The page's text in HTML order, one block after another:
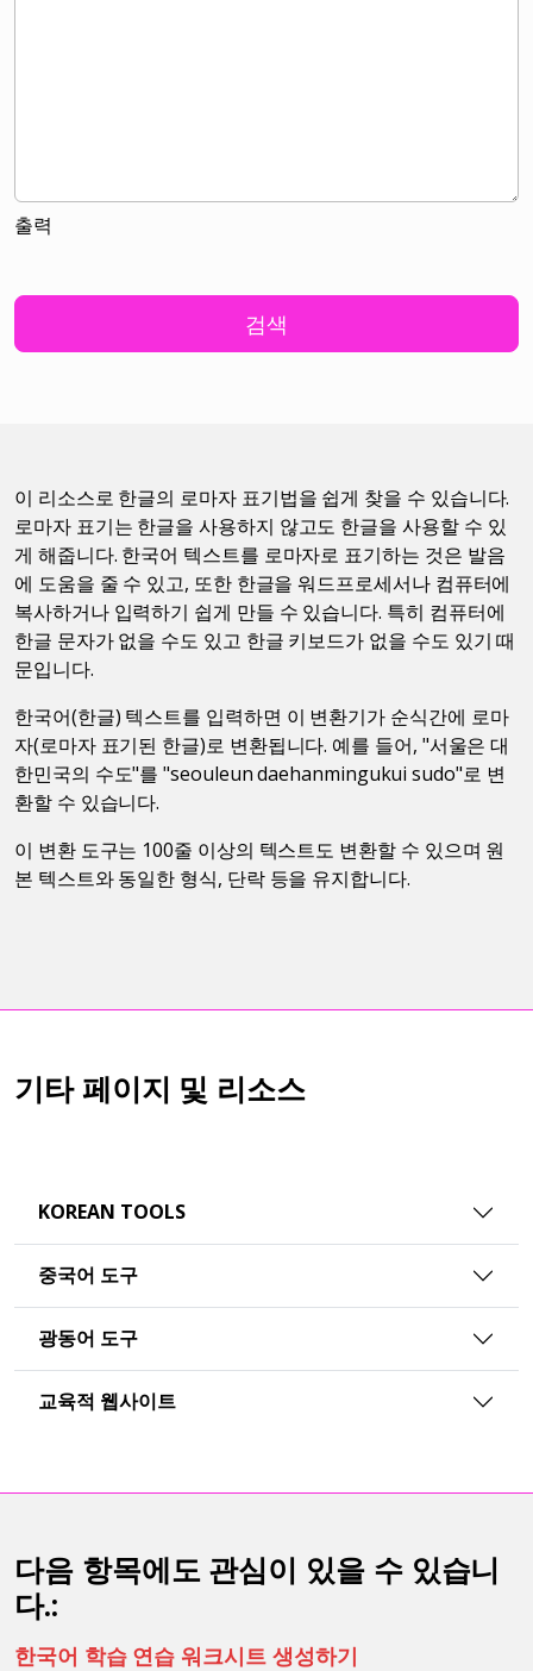
출력
검색
이 리소스로 한글의 로마자 표기법을 쉽게 찾을 수 있습니다.
로마자 표기는 한글을 사용하지 않고도 한글을 사용할 수 있
게 해줍니다. 한국어 텍스트를 로마자로 표기하는 것은 발음
에 도움을 줄 수 있고, 또한 한글을 워드프로세서나 컴퓨터에
복사하거나 입력하기 쉽게 만들 수 있습니다. 특히 컴퓨터에
한글 문자가 없을 수도 있고 한글 키보드가 없을 수도 있기 때
문입니다.
한국어(한글) 텍스트를 입력하면 이 변환기가 순식간에 로마
자(로마자 표기된 한글)로 변환됩니다. 예를 들어, "서울은 대
한민국의 수도"를 "seouleun daehanmingukui sudo"로 변
환할 수 있습니다.
이 변환 도구는 100줄 이상의 텍스트도 변환할 수 있으며 원
본 텍스트와 동일한 형식, 단락 등을 유지합니다.
기타 페이지 및 리소스
KOREAN TOOLS
중국어 도구
광동어 도구
교육적 웹사이트
다음 항목에도 관심이 있을 수 있습니
다.:
한국어 학습 연습 워크시트 생성하기